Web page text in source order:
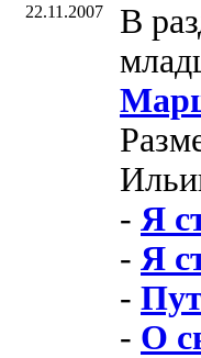
22.11.2007 В
- Я
- Я
-
- О